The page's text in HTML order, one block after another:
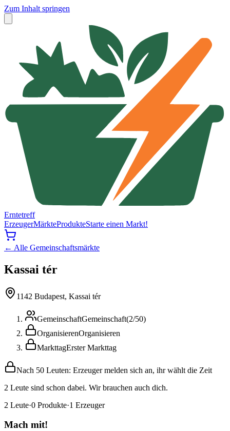
Zum Inhalt springen
Erntetreff
ErzeugerMärkteProdukteStarte einen Markt!
← Alle Gemeinschaftsmärkte
Kassai tér
1142 Budapest, Kassai tér
GemeinschaftGemeinschaft(2/50)
OrganisierenOrganisieren
MarkttagErster Markttag
Nach 50 Leuten: Erzeuger melden sich an, ihr wählt die Zeit
2 Leute sind schon dabei. Wir brauchen auch dich.
2 Leute·0 Produkte·1 Erzeuger
Mach mit!